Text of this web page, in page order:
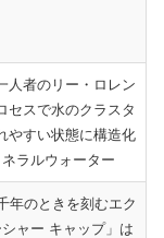
人者のリー・ロレン
セスで水のクラスタ
やすい状態に構造化
ラルウォーター
年のときを刻むエク
ャー キャップ」は